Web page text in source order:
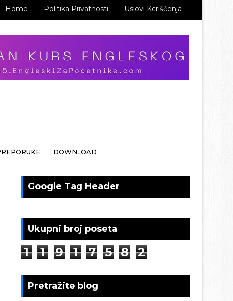
Home Politika Privatnosti Uslovi Korišćenja
DOWNLOAD
Google Tag Header
Ukupni broj poseta
1 1 9 1 7 5 8 2
Pretražite blog